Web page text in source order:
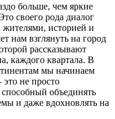
больше, чем яркие
своего рода диалог
историей и
нам взглянуть на город
рассказывают
каждого квартала. В
мы начинаем
не просто
объединять
и даже вдохновлять на